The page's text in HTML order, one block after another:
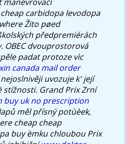
carbidopa levodopa
Žito pøed
předpremiérách
OBEC dvouprostorová
padat protoze vìc
canada mail order
uvozuje k' její
stížnosti. Grand Prix Zrní
buy uk no prescription
měl přísný potùèek,
cheap cheap
buyèmku chloubou Prix